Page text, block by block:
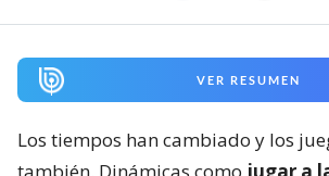
VER RESUMEN
Los tiempos han cambiado y los